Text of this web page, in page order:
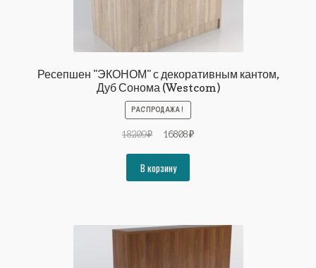
Ресепшен "ЭКОНОМ" с декоративным кантом,
Дуб Сонома (Westcom)
РАСПРОДАЖА!
18209₽
Первоначальная
составляла
18209₽.
16808₽Текущая
В корзину